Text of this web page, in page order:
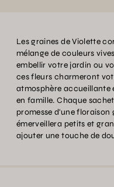
Les graines de Violette
mélange de couleurs
embellir votre jardin ou
ces fleurs charmeront
atmosphère accueillante
en famille. Chaque
promesse d'une floraison
émerveillera petits et
ajouter une touche de